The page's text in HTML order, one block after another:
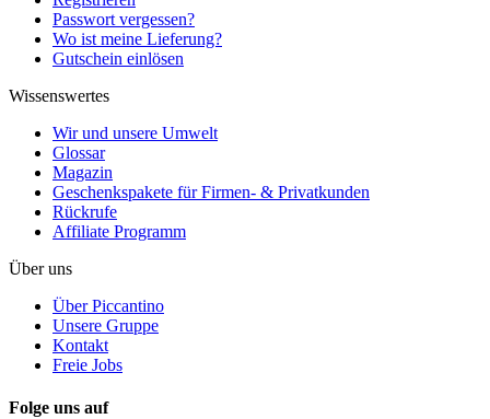
Passwort vergessen?
Wo ist meine Lieferung?
Gutschein einlösen
Wissenswertes
Wir und unsere Umwelt
Glossar
Magazin
Geschenkspakete für Firmen- & Privatkunden
Rückrufe
Affiliate Programm
Über uns
Über Piccantino
Unsere Gruppe
Kontakt
Freie Jobs
Folge uns auf